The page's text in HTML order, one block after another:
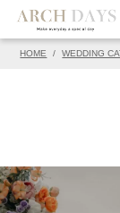
HOME / WEDDING
▽この写真の元ページ